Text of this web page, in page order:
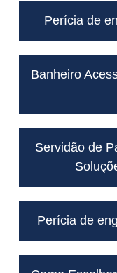
Perícia de
Banheiro
Servidão de
Perícia de